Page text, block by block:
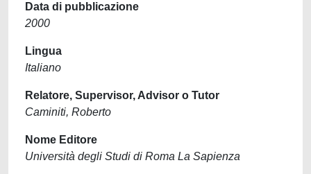
Data di pubblicazione
2000
Lingua
Italiano
Relatore, Supervisor, Advisor o Tutor
Caminiti, Roberto
Nome Editore
Università degli Studi di Roma La Sapienza